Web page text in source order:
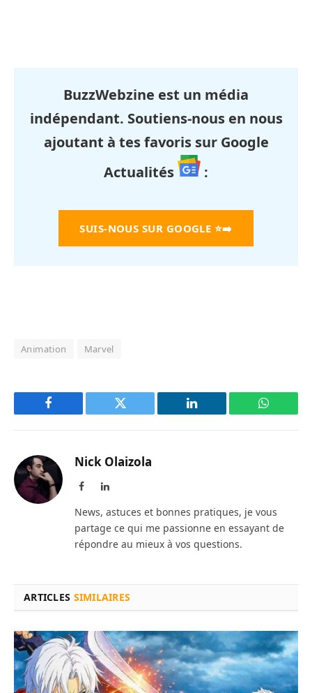
BuzzWebzine est un média
indépendant. Soutiens-nous en nous
ajoutant à tes favoris sur Google
Actualités
:
SUIS-NOUS SUR GOOGLE ⭐➡️
Animation Marvel
Facebook Twitter LinkedIn
Nick Olaizola
FacebookLinkedIn
News, astuces et bonnes pratiques, je vous
partage ce qui me passionne en essayant de
répondre au mieux à vos questions.
ARTICLES SIMILAIRES